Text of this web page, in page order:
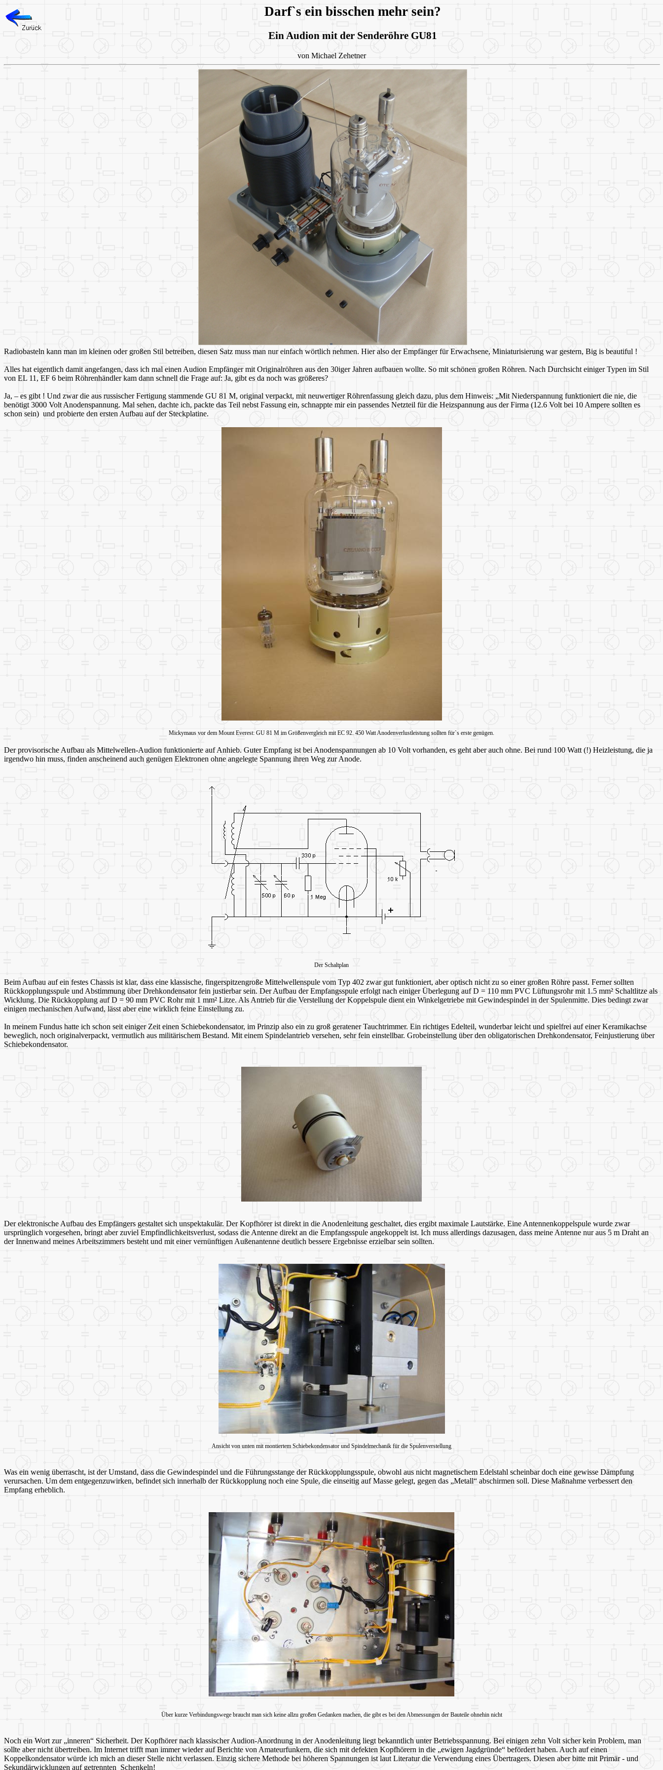
Darf`s ein bisschen mehr sein?
Ein Audion mit der Senderöhre GU81
von Michael Zehetner
Radiobasteln kann man im kleinen oder großen Stil betreiben, diesen Satz muss man nur einfach wörtlich nehmen. Hier also der Empfänger für Erwachsene, Miniaturisierung war gestern, Big is beautiful !
Alles hat eigentlich damit angefangen, dass ich mal einen Audion Empfänger mit Originalröhren aus den 30iger Jahren aufbauen wollte. So mit schönen großen Röhren. Nach Durchsicht einiger Typen im Stil
von EL 11, EF 6 beim Röhrenhändler kam dann schnell die Frage auf: Ja, gibt es da noch was größeres?
Ja, – es gibt ! Und zwar die aus russischer Fertigung stammende GU 81 M, original verpackt, mit neuwertiger Röhrenfassung gleich dazu, plus dem Hinweis: „Mit Niederspannung funktioniert die nie, die
benötigt 3000 Volt Anodenspannung. Mal sehen, dachte ich, packte das Teil nebst Fassung ein, schnappte mir ein passendes Netzteil für die Heizspannung aus der Firma (12.6 Volt bei 10 Ampere sollten es
schon sein) und probierte den ersten Aufbau auf der Steckplatine.
Mickymaus vor dem Mount Everest: GU 81 M im Größenvergleich mit EC 92. 450 Watt Anodenverlustleistung sollten für`s erste genügen.
Der provisorische Aufbau als Mittelwellen-Audion funktionierte auf Anhieb. Guter Empfang ist bei Anodenspannungen ab 10 Volt vorhanden, es geht aber auch ohne. Bei rund 100 Watt (!) Heizleistung, die ja
irgendwo hin muss, finden anscheinend auch genügen Elektronen ohne angelegte Spannung ihren Weg zur Anode.
Der Schaltplan
Beim Aufbau auf ein festes Chassis ist klar, dass eine klassische, fingerspitzengroße Mittelwellenspule vom Typ 402 zwar gut funktioniert, aber optisch nicht zu so einer großen Röhre passt. Ferner sollten
Rückkopplungsspule und Abstimmung über Drehkondensator fein justierbar sein. Der Aufbau der Empfangsspule erfolgt nach einiger Überlegung auf D = 110 mm PVC Lüftungsrohr mit 1.5 mm² Schaltlitze als
Wicklung. Die Rückkopplung auf D = 90 mm PVC Rohr mit 1 mm² Litze. Als Antrieb für die Verstellung der Koppelspule dient ein Winkelgetriebe mit Gewindespindel in der Spulenmitte. Dies bedingt zwar
einigen mechanischen Aufwand, lässt aber eine wirklich feine Einstellung zu.
In meinem Fundus hatte ich schon seit einiger Zeit einen Schiebekondensator, im Prinzip also ein zu groß geratener Tauchtrimmer. Ein richtiges Edelteil, wunderbar leicht und spielfrei auf einer Keramikachse
beweglich, noch originalverpackt, vermutlich aus militärischem Bestand. Mit einem Spindelantrieb versehen, sehr fein einstellbar. Grobeinstellung über den obligatorischen Drehkondensator, Feinjustierung über
Schiebekondensator.
Der elektronische Aufbau des Empfängers gestaltet sich unspektakulär. Der Kopfhörer ist direkt in die Anodenleitung geschaltet, dies ergibt maximale Lautstärke. Eine Antennenkoppelspule wurde zwar
ursprünglich vorgesehen, bringt aber zuviel Empfindlichkeitsverlust, sodass die Antenne direkt an die Empfangsspule angekoppelt ist. Ich muss allerdings dazusagen, dass meine Antenne nur aus 5 m Draht an
der Innenwand meines Arbeitszimmers besteht und mit einer vernünftigen Außenantenne deutlich bessere Ergebnisse erzielbar sein sollten.
Ansicht von unten mit montiertem Schiebekondensator und Spindelmechanik für die Spulenverstellung
Was ein wenig überrascht, ist der Umstand, dass die Gewindespindel und die Führungsstange der Rückkopplungsspule, obwohl aus nicht magnetischem Edelstahl scheinbar doch eine gewisse Dämpfung
verursachen. Um dem entgegenzuwirken, befindet sich innerhalb der Rückkopplung noch eine Spule, die einseitig auf Masse gelegt, gegen das „Metall“ abschirmen soll. Diese Maßnahme verbessert den
Empfang erheblich.
Über kurze Verbindungswege braucht man sich keine allzu großen Gedanken machen, die gibt es bei den Abmessungen der Bauteile ohnehin nicht
Noch ein Wort zur „inneren“ Sicherheit. Der Kopfhörer nach klassischer Audion-Anordnung in der Anodenleitung liegt bekanntlich unter Betriebsspannung. Bei einigen zehn Volt sicher kein Problem, man
sollte aber nicht übertreiben. Im Internet trifft man immer wieder auf Berichte von Amateurfunkern, die sich mit defekten Kopfhörern in die „ewigen Jagdgründe“ befördert haben. Auch auf einen
Koppelkondensator würde ich mich an dieser Stelle nicht verlassen. Einzig sichere Methode bei höheren Spannungen ist laut Literatur die Verwendung eines Übertragers. Diesen aber bitte mit Primär - und
Sekundärwicklungen auf getrennten Schenkeln!